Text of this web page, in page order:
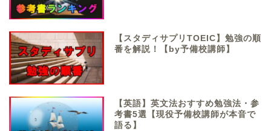
【スタディサプリTOEIC】勉強の順
番を解説！【by予備校講師】
【英語】英文法おすすめ勉強法・参
考書5選【現役予備校講師が本音で
語る】